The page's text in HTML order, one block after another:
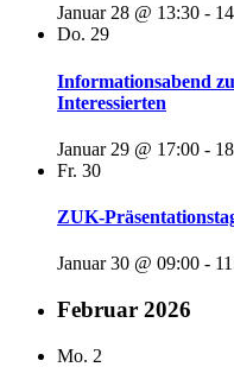
Januar 28 @ 13:30 -
Do. 29
Informationsabend
Interessierten
Januar 29 @ 17:00 -
Fr. 30
ZUK-
Januar 30 @ 09:00 -
Februar 2026
Mo. 2